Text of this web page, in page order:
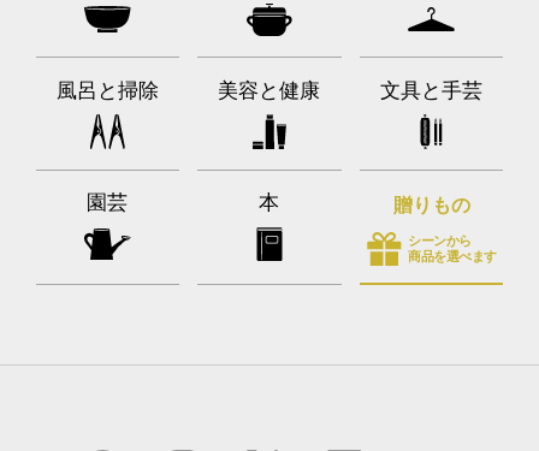
風呂と掃除 美容と健康 文具と手芸
園芸 本 贈りもの
シーンから
商品を選べます